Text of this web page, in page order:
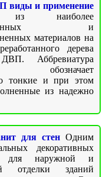
виды и применение
наиболее
и
материалов на
дерева
ДВП. Аббревиатура
тонкие и при этом
из надежно
для стен Одним
декоративных
для наружной и
отделки зданий